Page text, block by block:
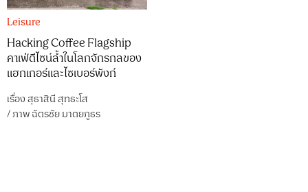
Leisure
Hacking Coffee Flagship
คาเฟ่ดีไซน์ล้ำในโลกจักรกลของ
แฮกเกอร์และไซเบอร์พังก์
เรื่องสุธาสินี สุทธะโส
/ภาพฉัตรชัย มาตยภูธร